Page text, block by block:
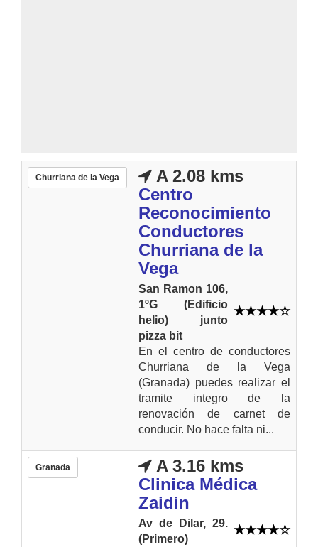
Churriana de la Vega
A 2.08 kms
Centro
Reconocimiento
Conductores
Churriana de la
Vega
San Ramon 106,
1ºG (Edificio
helio) junto
pizza bit
En el centro de conductores
Churriana de la Vega
(Granada) puedes realizar el
tramite integro de la
renovación de carnet de
conducir. No hace falta ni...
Granada
A 3.16 kms
Clinica Médica
Zaidin
Av de Dilar, 29.
(Primero)